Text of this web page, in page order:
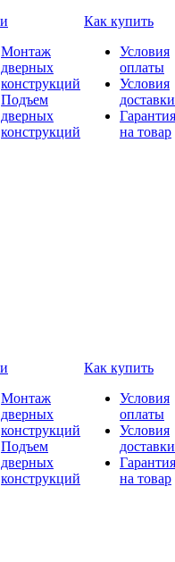
Монтаж
дверных
конструкций
Подъем
дверных
конструкций
Как купить
Условия
оплаты
Условия
доставки
Гарантия
на товар
Монтаж
дверных
конструкций
Подъем
дверных
конструкций
Как купить
Условия
оплаты
Условия
доставки
Гарантия
на товар